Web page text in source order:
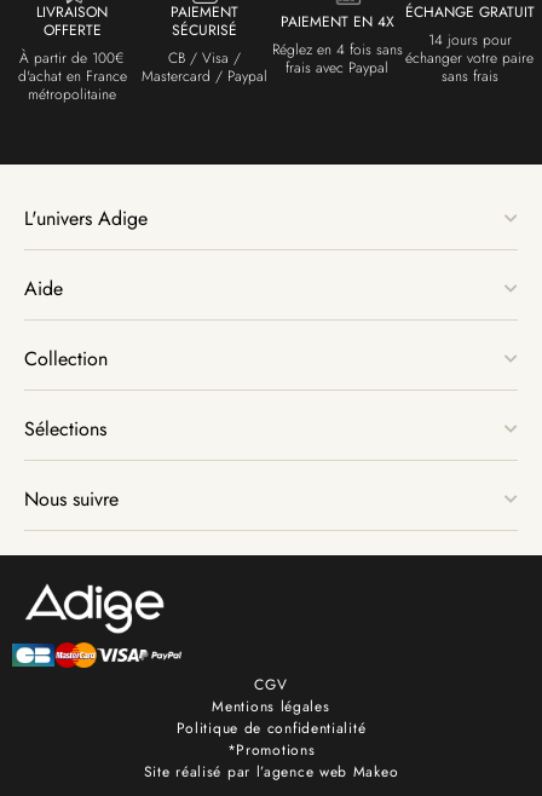
LIVRAISON
OFFERTE
À partir de 100€
d'achat en France
métropolitaine
PAIEMENT
SÉCURISÉ
CB / Visa /
Mastercard / Paypal
PAIEMENT EN 4X
Réglez en 4 fois sans
frais avec Paypal
ÉCHANGE GRATUIT
14 jours pour
échanger votre paire
sans frais
L'univers Adige
Aide
Collection
Sélections
Nous suivre
CGV
Mentions légales
Politique de confidentialité
*Promotions
Site réalisé par l’agence web Makeo